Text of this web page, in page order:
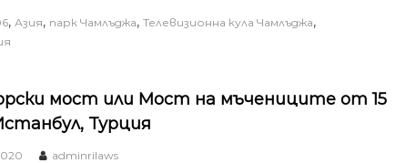
, Азия, парк Чамлъджа, Телевизионна кула Чамлъджа,
мост или Мост на мъчениците от 15
Турция
adminrilaws